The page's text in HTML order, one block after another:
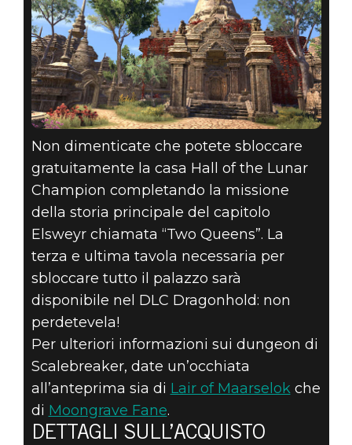
Non dimenticate che potete sbloccare
gratuitamente la casa Hall of the Lunar
Champion completando la missione
della storia principale del capitolo
Elsweyr chiamata “Two Queens”. La
terza e ultima tavola necessaria per
sbloccare tutto il palazzo sarà
disponibile nel DLC Dragonhold: non
perdetevela!
Per ulteriori informazioni sui dungeon di
Scalebreaker, date un’occhiata
all’anteprima sia di Lair of Maarselokche
di Moongrave Fane.
DETTAGLI SULL’ACQUISTO